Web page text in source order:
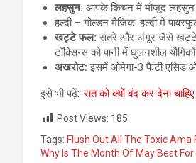
लहसुन: आपके किचन में मौजूद लहसुन
हल्दी – गोल्डन मैजिक: हल्दी में
खट्टे फल: संतरे और अंगूर जैसे खट्टे
टॉक्सिन्स को पानी में घुलनशील
अखरोट: इसमें ओमेगा-3 फैटी एसिड
इसे भी पढ़ें:-रात को क्यों बंद कर देना
Post Views: 185
Tags: Flush Out All The Toxic
Why Is The Month Of May Best